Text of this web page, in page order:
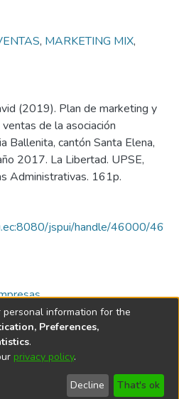
, MARKETING MIX,
(2019). Plan de marketing y
de la asociación
Ballenita, cantón Santa Elena,
2017. La Libertad. UPSE,
Administrativas. 161p.
jspui/handle/46000/46
© 2002-2026
End User
Agreement
Send
Feedback
information for the
Preferences,
.
privacy policy.
Decline That's ok